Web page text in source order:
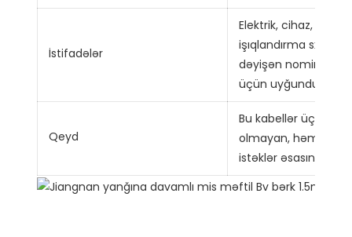
İstifadələr
Elektrik, cihaz,
işıqlandırma
dəyişən nominal
üçün uyğundur.
Qeyd
Bu kabellər üçün
olmayan, həmçinin
istəklər əsasında